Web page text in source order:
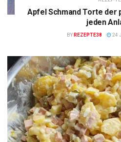
Apfel Schmand Torte der
jeden
BY REZEPTE38 24